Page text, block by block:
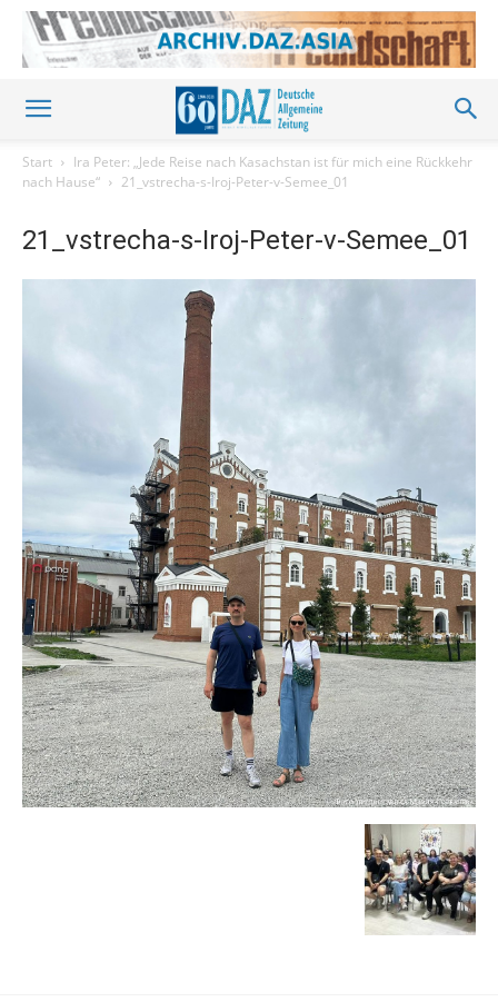
Start
Ira Peter: „Jede Reise nach Kasachstan ist für mich eine Rückkehr
nach Hause“
21_vstrecha-s-Iroj-Peter-v-Semee_01
21_vstrecha-s-Iroj-Peter-v-Semee_01